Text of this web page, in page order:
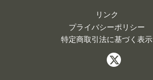
リンク
プライバシーポリシー
特定商取引法に基づく表示